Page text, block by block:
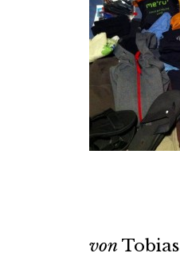
von Tobias